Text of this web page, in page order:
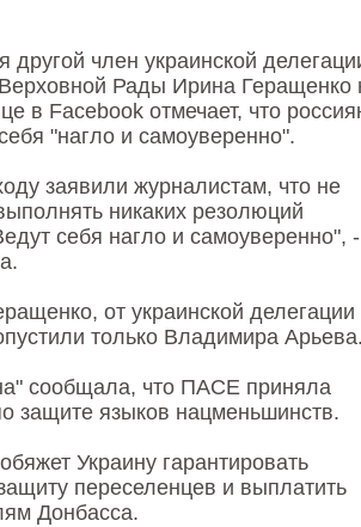
другой член украинской
Рады Ирина Геращенко
в Facebook отмечает, что
"нагло и самоуверенно".
заявили журналистам, что не
никаких резолюций
себя нагло и самоуверенно", -
от украинской делегации
только Владимира
сообщала, что ПАСЕ приняла
защите языков нацменьшинств.
Украину гарантировать
переселенцев и выплатить
Донбасса.